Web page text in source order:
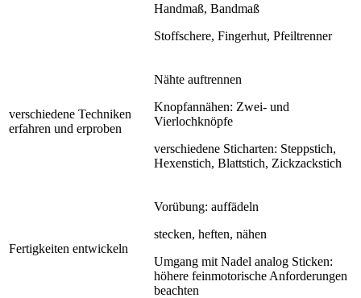
Handmaß, Bandmaß
Stoffschere, Fingerhut, Pfeiltrenner
verschiedene Techniken
erfahren und erproben
Nähte auftrennen
Knopfannähen: Zwei- und
Vierlochknöpfe
verschiedene Sticharten: Steppstich,
Hexenstich, Blattstich, Zickzackstich
Fertigkeiten entwickeln
Vorübung: auffädeln
stecken, heften, nähen
Umgang mit Nadel analog Sticken:
höhere feinmotorische Anforderungen
beachten